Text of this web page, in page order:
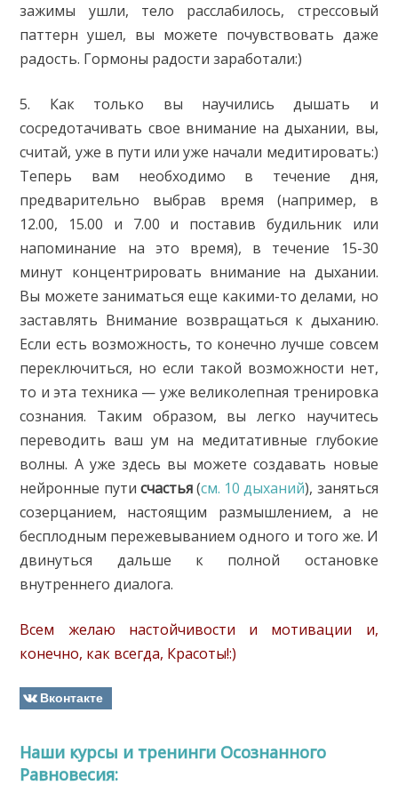
зажимы ушли, тело расслабилось, стрессовый
паттерн ушел, вы можете почувствовать даже
радость. Гормоны радости заработали:)
5. Как только вы научились дышать и
сосредотачивать свое внимание на дыхании, вы,
считай, уже в пути или уже начали медитировать:)
Теперь вам необходимо в течение дня,
предварительно выбрав время (например, в
12.00, 15.00 и 7.00 и поставив будильник или
напоминание на это время), в течение 15-30
минут концентрировать внимание на дыхании.
Вы можете заниматься еще какими-то делами, но
заставлять Внимание возвращаться к дыханию.
Если есть возможность, то конечно лучше совсем
переключиться, но если такой возможности нет,
то и эта техника — уже великолепная тренировка
сознания. Таким образом, вы легко научитесь
переводить ваш ум на медитативные глубокие
волны. А уже здесь вы можете создавать новые
нейронные пути счастья(см. 10 дыханий), заняться
созерцанием, настоящим размышлением, а не
бесплодным пережевыванием одного и того же. И
двинуться дальше к полной остановке
внутреннего диалога.
Всем желаю настойчивости и мотивации и,
конечно, как всегда, Красоты!:)
Вконтакте
Наши курсы и тренинги Осознанного
Равновесия: